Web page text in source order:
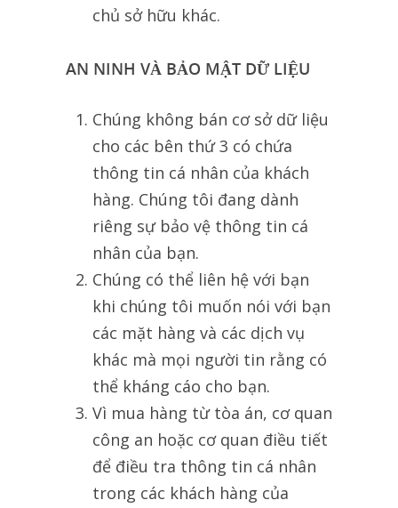
chủ sở hữu khác.
AN NINH VÀ BẢO MẬT DỮ LIỆU
Chúng không bán cơ sở dữ liệu
cho các bên thứ 3 có chứa
thông tin cá nhân của khách
hàng. Chúng tôi đang dành
riêng sự bảo vệ thông tin cá
nhân của bạn.
Chúng có thể liên hệ với bạn
khi chúng tôi muốn nói với bạn
các mặt hàng và các dịch vụ
khác mà mọi người tin rằng có
thể kháng cáo cho bạn.
Vì mua hàng từ tòa án, cơ quan
công an hoặc cơ quan điều tiết
để điều tra thông tin cá nhân
trong các khách hàng của